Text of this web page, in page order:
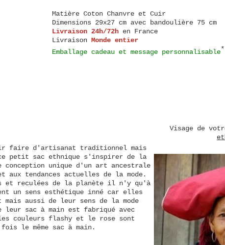
Matière Coton Chanvre et Cuir
Dimensions 29x27 cm avec bandoulière 75 cm
Livraison 24h/72h en France
Livraison Monde entier
Emballage cadeau et message personnalisable*
faire d'artisanat traditionnel mais
petit sac ethnique s'inspirer de la
unique d'un art ancestrale
aux tendances actuelles de la mode.
et reculées de la planète il n'y qu'à
un sens esthétique inné car elles
aussi de leur sens de la mode
leur sac à main est fabriqué avec
couleurs flashy et le rose sont
le même sac à main.
Visage de